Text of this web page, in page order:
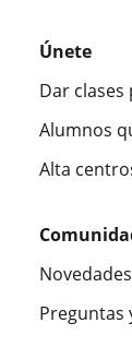
Únete
Dar
Alumnos
Alta
Preguntas